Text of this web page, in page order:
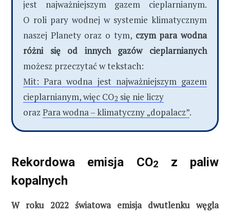
jest najważniejszym gazem cieplarnianym.
O roli pary wodnej w systemie klimatycznym
naszej Planety oraz o tym, czym para wodna
różni się od innych gazów cieplarnianych
możesz przeczytać w tekstach:
Mit: Para wodna jest najważniejszym gazem
cieplarnianym, więc CO2 się nie liczy
oraz Para wodna – klimatyczny „dopalacz”.
Rekordowa emisja CO2
z paliw
kopalnych
W roku 2022 światowa emisja dwutlenku węgla